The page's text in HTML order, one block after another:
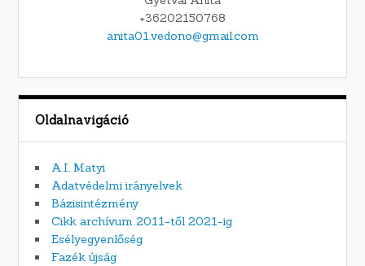
+36202150768
anita01.vedono@gmail.com
Oldalnavigáció
A.I. Matyi
Adatvédelmi irányelvek
Bázisintézmény
Cikk archívum 2011-től 2021-ig
Esélyegyenlőség
Fazék újság